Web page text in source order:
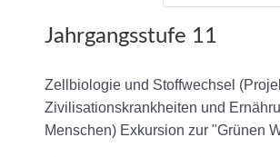
Jahrgangsstufe 11
Zellbiologie und Stoffwechsel
Zivilisationskrankheiten und
Menschen) Exkursion zur "Grünen